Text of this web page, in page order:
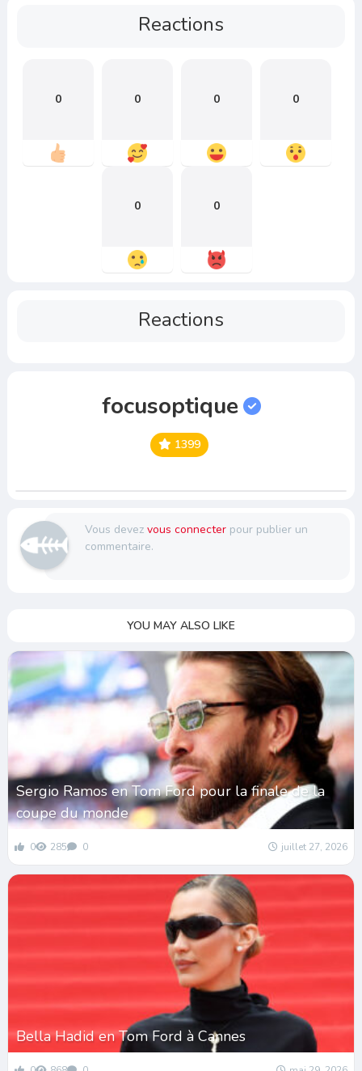
Reactions
0 0 0 0
0 0
Reactions
focusoptique
1399
Vous devez vous connecterpour publier un
commentaire.
YOU MAY ALSO LIKE
Sergio Ramos en Tom Ford pour la finale de la
coupe du monde
0 285 0 juillet 27, 2026
Bella Hadid en Tom Ford à Cannes